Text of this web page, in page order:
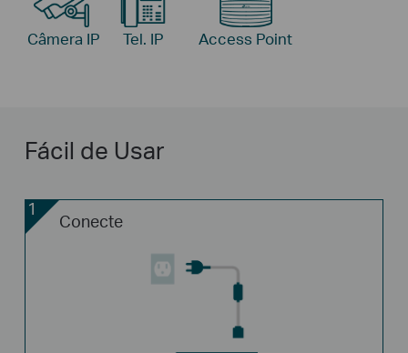
Câmera IP Tel. IP Access Point
Fácil de Usar
1
Conecte